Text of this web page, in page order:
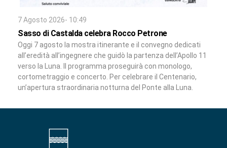
7 Agosto 2026- 10:49
Sasso di Castalda celebra Rocco Petrone
Oggi 7 agosto la mostra itinerante e il convegno dedicati
all’eredità all’ingegnere che guidò la partenza dell’Apollo 11
verso la Luna. Il programma proseguirà con monologo,
cortometraggio e concerto. Per celebrare il Centenario,
un’apertura straordinaria notturna del Ponte alla Luna.